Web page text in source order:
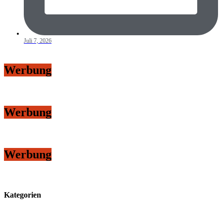
Juli 7, 2026
Werbung
Werbung
Werbung
Kategorien